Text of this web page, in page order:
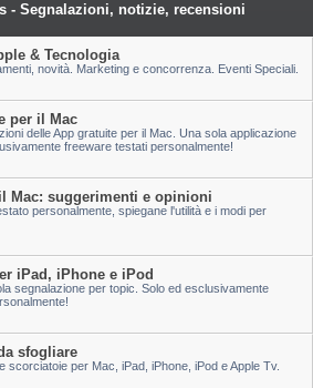
- Segnalazioni, notizie, recensioni
& Tecnologia
novità. Marketing e concorrenza. Eventi Speciali.
per il Mac
delle App gratuite per il Mac. Una sola applicazione
freeware testati personalmente!
Mac: suggerimenti e opinioni
personalmente, spiegane l'utilità e i modi per
iPad, iPhone e iPod
segnalazione per topic. Solo ed esclusivamente
sfogliare
scorciatoie per Mac, iPad, iPhone, iPod e Apple Tv.